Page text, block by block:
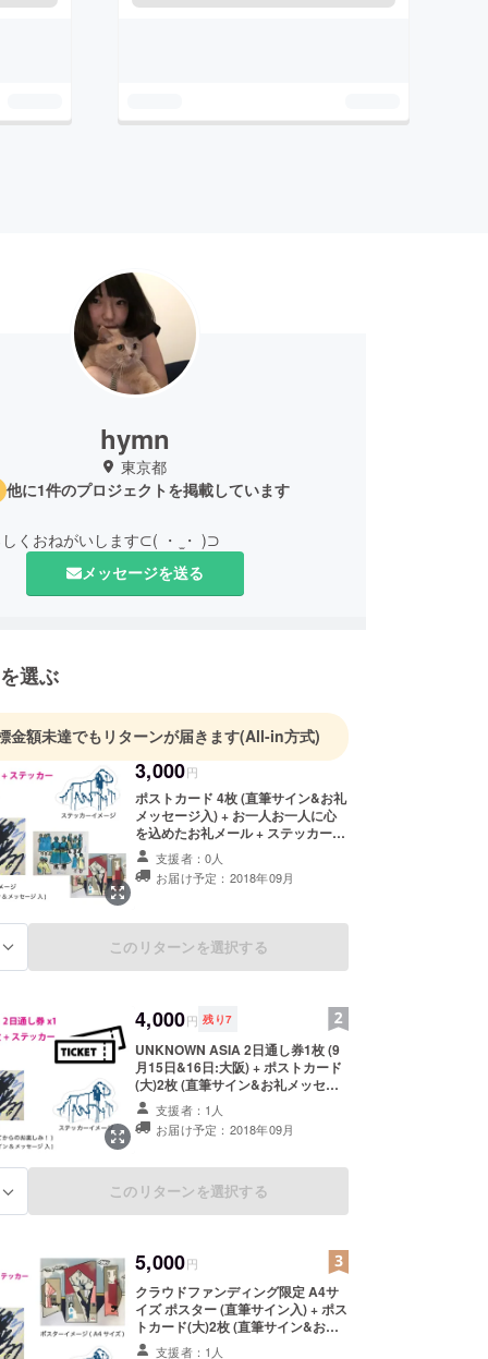
hymn
東京都
他に1件のプロジェクトを掲載しています
くおねがいします⊂( ・ ̫・ )⊃
メッセージを送る
選ぶ
金額未達でもリターンが届きます(All-in方式)
3,000円
ポストカード 4枚 (直筆サイン&お礼
メッセージ入) + お一人お一人に心
を込めたお礼メール + ステッカー1
枚 + 現場レポートメール(写真付)
支援者：0人
お届け予定：2018年09月
このリターンを選択する
4,000円 残り7
UNKNOWN ASIA 2日通し券1枚 (9
月15日&16日:大阪) + ポストカード
(大)2枚 (直筆サイン&お礼メッセー
ジ入) + お一人お一人に心を込めた
お礼メール + ステッカー1枚 + 現場
レポートメール(写真付) ※当クラウ
UNKNOWN ASIA事務局とは直接関
係ありません
支援者：1人
お届け予定：2018年09月
このリターンを選択する
5,000円
クラウドファンディング限定 A4サ
イズ ポスター (直筆サイン入) + ポス
トカード(大)2枚 (直筆サイン&お礼
メッセージ入) + お一人お一人に心
支援者：1人